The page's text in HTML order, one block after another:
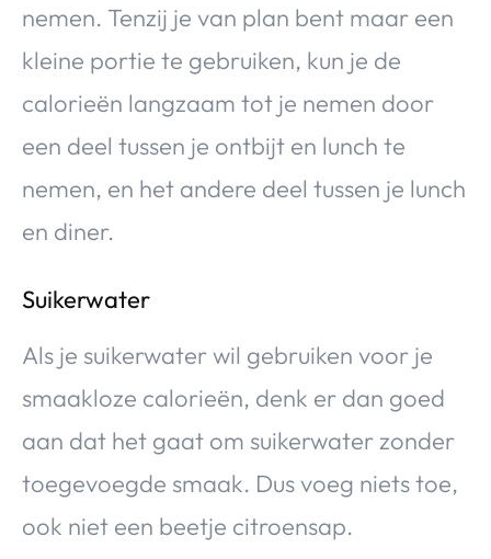
nemen. Tenzij je van plan bent maar een
kleine portie te gebruiken, kun je de
calorieën langzaam tot je nemen door
een deel tussen je ontbijt en lunch te
nemen, en het andere deel tussen je lunch
en diner.
Suikerwater
Als je suikerwater wil gebruiken voor je
smaakloze calorieën, denk er dan goed
aan dat het gaat om suikerwater zonder
toegevoegde smaak. Dus voeg niets toe,
ook niet een beetje citroensap.